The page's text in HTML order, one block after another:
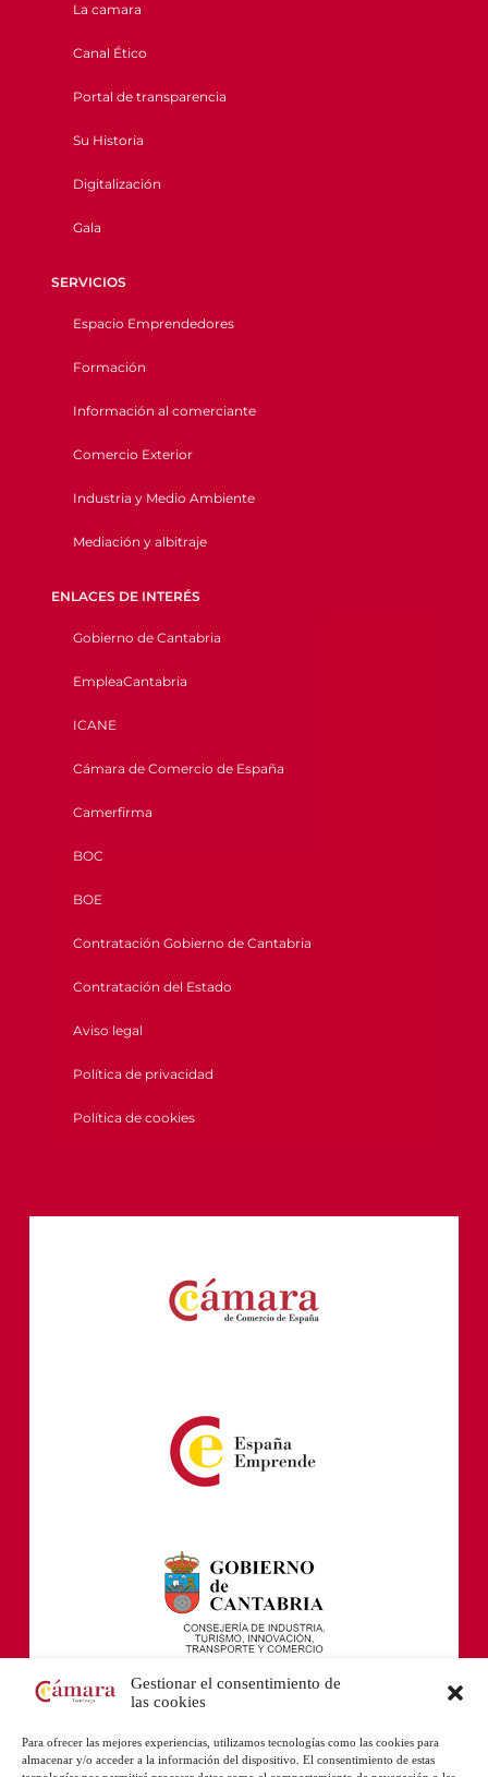
Gestionar el consentimiento de
las cookies
Para ofrecer las mejores experiencias, utilizamos tecnologías como las cookies para
almacenar y/o acceder a la información del dispositivo. El consentimiento de estas
La camara
Canal Ético
Portal de transparencia
Su Historia
Digitalización
Gala
SERVICIOS
Espacio Emprendedores
Formación
Información al comerciante
Comercio Exterior
Industria y Medio Ambiente
Mediación y albitraje
ENLACES DE INTERÉS
Gobierno de Cantabria
EmpleaCantabria
ICANE
Cámara de Comercio de España
Camerfirma
BOC
BOE
Contratación Gobierno de Cantabria
Contratación del Estado
Aviso legal
Política de privacidad
Política de cookies